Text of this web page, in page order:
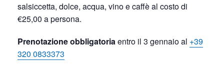
salsiccetta, dolce, acqua, vino e caffè al costo di
€25,00 a persona.
Prenotazione obbligatoriaentro il 3 gennaio al +39
320 0833373